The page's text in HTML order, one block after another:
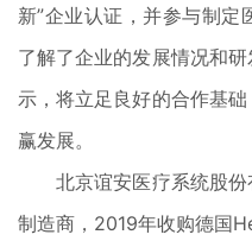
新”企业认证，并参与制定
了解了企业的发展情况和
示，将立足良好的合作基
赢发展。
北京谊安医疗系统股份
制造商，2019年收购德国